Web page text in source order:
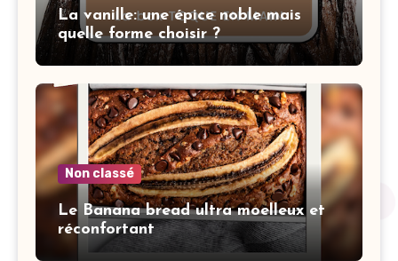
La vanille: une épice noble mais
quelle forme choisir ?
Non classé
Le Banana bread ultra moelleux et
réconfortant